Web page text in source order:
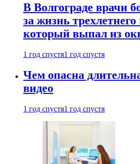
В Волгограде врачи
за жизнь
который выпал из
1 год спустя1 год спустя
Чем опасна
видео
1 год спустя1 год спустя